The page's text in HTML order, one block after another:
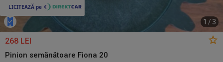
1 / 3
268 LEI
Pinion semănătoare Fiona 20